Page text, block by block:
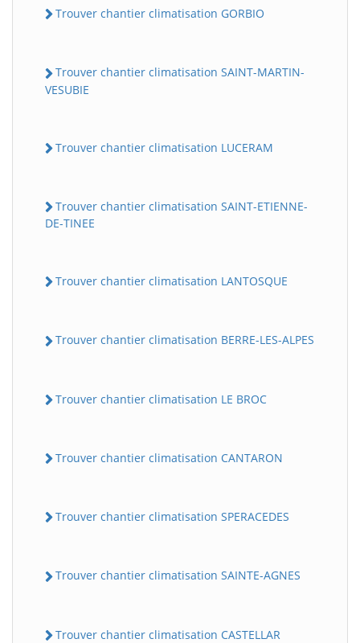
Trouver chantier climatisation GORBIO
Trouver chantier climatisation SAINT-MARTIN-
VESUBIE
Trouver chantier climatisation LUCERAM
Trouver chantier climatisation SAINT-ETIENNE-
DE-TINEE
Trouver chantier climatisation LANTOSQUE
Trouver chantier climatisation BERRE-LES-ALPES
Trouver chantier climatisation LE BROC
Trouver chantier climatisation CANTARON
Trouver chantier climatisation SPERACEDES
Trouver chantier climatisation SAINTE-AGNES
Trouver chantier climatisation CASTELLAR